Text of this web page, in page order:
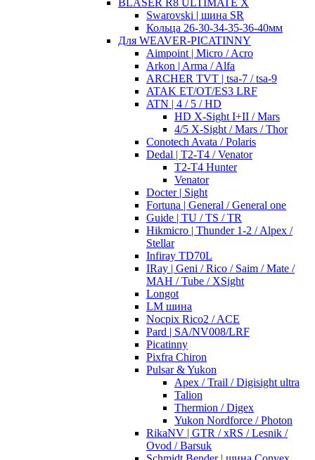
BLASER R8 ULTIMATE X
Swarovski | шина SR
Кольца 26-30-34-35-36-40мм
Для WEAVER-PICATINNY
Aimpoint | Micro / Acro
Arkon | Arma / Alfa
ARCHER TVT | tsa-7 / tsa-9
ATAK ET/OT/ES3 LRF
ATN | 4 / 5 / HD
HD X-Sight I+II / Mars
4/5 X-Sight / Mars / Thor
Conotech Avata / Polaris
Dedal | T2-T4 / Venator
T2-T4 Hunter
Venator
Docter | Sight
Fortuna | General / General one
Guide | TU / TS / TR
Hikmicro | Thunder 1-2 / Alpex /
Stellar
Infiray TD70L
IRay | Geni / Rico / Saim / Mate /
MAH / Tube / XSight
Longot
LM шина
Nocpix Rico2 / ACE
Pard | SA/NV008/LRF
Picatinny
Pixfra Chiron
Pulsar & Yukon
Apex / Trail / Digisight ultra
Talion
Thermion / Digex
Yukon Nordforce / Photon
RikaNV | GTR / xRS / Lesnik /
Ovod / Barsuk